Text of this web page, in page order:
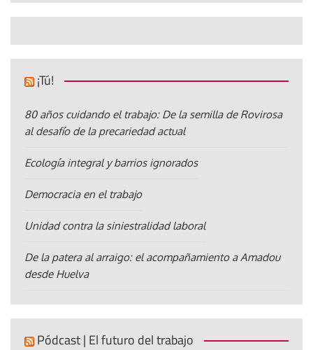
¡Tú!
80 años cuidando el trabajo: De la semilla de Rovirosa
al desafío de la precariedad actual
Ecología integral y barrios ignorados
Democracia en el trabajo
Unidad contra la siniestralidad laboral
De la patera al arraigo: el acompañamiento a Amadou
desde Huelva
Pódcast | El futuro del trabajo